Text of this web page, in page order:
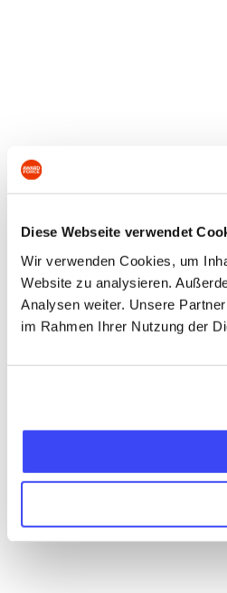
Diese Webseite verwendet
Wir verwenden Cookies, um
Website zu analysieren.
Analysen weiter. Unsere
im Rahmen Ihrer Nutzung der